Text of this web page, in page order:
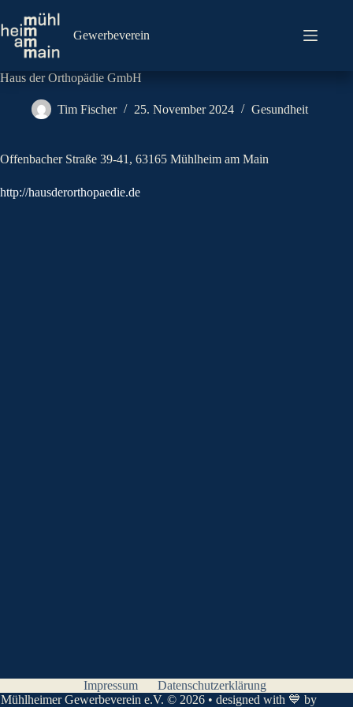
Inhalt
springen
Gewerbeverein
Haus der Orthopädie GmbH
Tim Fischer 25. November 2024 Gesundheit
Offenbacher Straße 39-41, 63165 Mühlheim am Main
http://hausderorthopaedie.de
Impressum
Datenschutzerklärung
Mühlheimer Gewerbeverein e.V. © 2026 • designed with 💙 by